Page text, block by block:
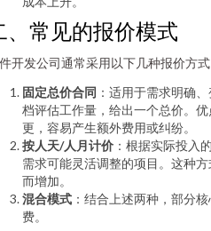
、常见的报价模式
开发公司通常采用以下几种报价方式
固定总价合同 ：适用于需求明确
档评估工作量，给出一个总价。
更，容易产生额外费用或纠纷。
按人天/人月计价 ：根据实际投入
需求可能灵活调整的项目。这种
而增加。
混合模式 ：结合上述两种，部分
费。